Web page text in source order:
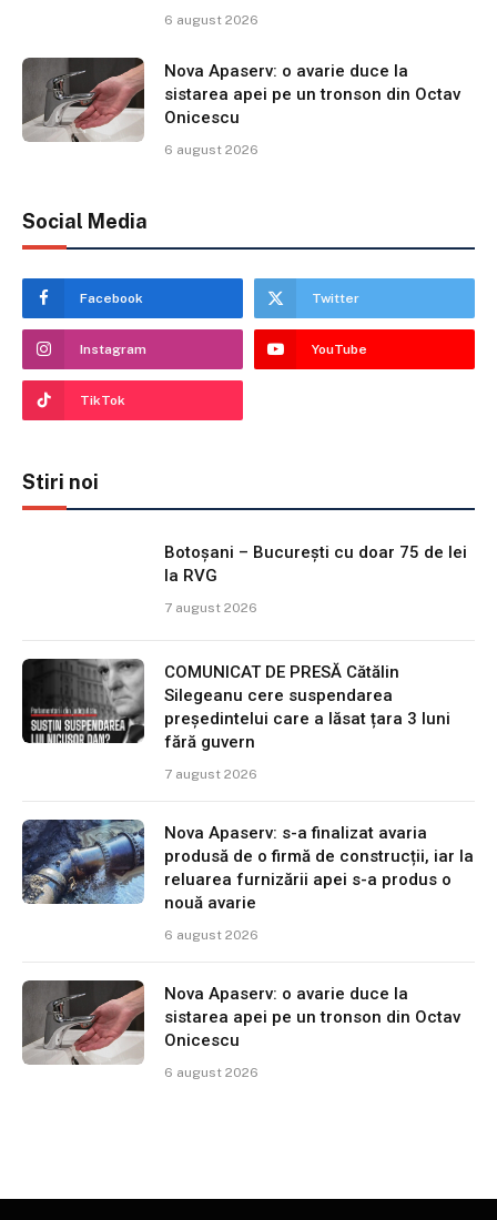
6 august 2026
Nova Apaserv: o avarie duce la
sistarea apei pe un tronson din Octav
Onicescu
6 august 2026
Social Media
Facebook Twitter
Instagram YouTube
TikTok
Stiri noi
Botoșani – București cu doar 75 de lei
la RVG
7 august 2026
COMUNICAT DE PRESĂ Cătălin
Silegeanu cere suspendarea
președintelui care a lăsat țara 3 luni
fără guvern
7 august 2026
Nova Apaserv: s-a finalizat avaria
produsă de o firmă de construcții, iar la
reluarea furnizării apei s-a produs o
nouă avarie
6 august 2026
Nova Apaserv: o avarie duce la
sistarea apei pe un tronson din Octav
Onicescu
6 august 2026